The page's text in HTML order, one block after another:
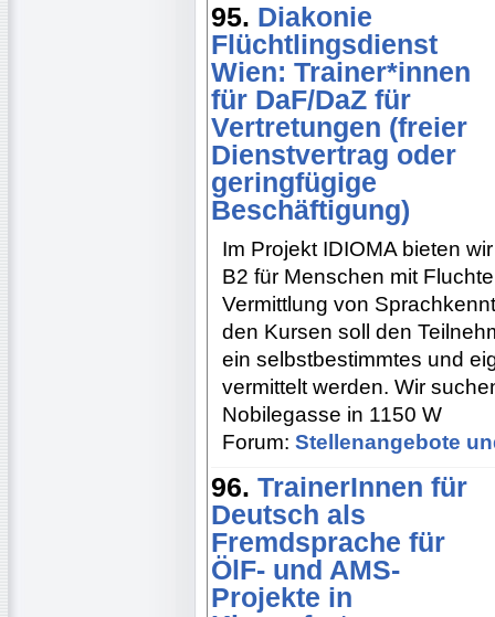
95. Diakonie
Flüchtlingsdienst
Wien: Trainer*innen
für DaF/DaZ für
Vertretungen (freier
Dienstvertrag oder
geringfügige
Beschäftigung)
Im Projekt IDIOMA bieten
B2 für Menschen mit
Vermittlung von
den Kursen soll den
ein selbstbestimmtes und
vermittelt werden. Wir
Nobilegasse in 1150 W
Forum: Stellenangebote
96. TrainerInnen für
Deutsch als
Fremdsprache für
ÖlF- und AMS-
Projekte in